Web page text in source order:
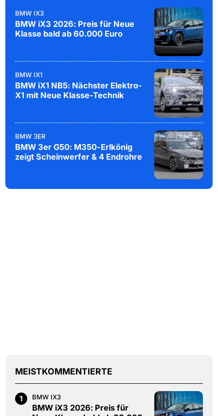
BMW IX3
BMW iX3 2026: Preis für Neue
Klasse bald ab 60.000 Euro
BMW IX1
BMW iX1 NB5: Nächster Elektro-
X1 mit Neue Klasse-Technik
BMW 3ER
BMW 3er G50: M350-Erlkönig
zeigt Scheinwerfer & 4 Endrohre
MEISTKOMMENTIERTE
1 BMW IX3
BMW iX3 2026: Preis für